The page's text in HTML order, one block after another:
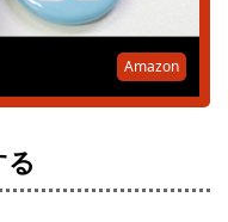
Amazon